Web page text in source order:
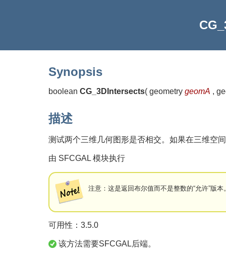
Synopsis
boolean CG_3DIntersects( geometry geomA ,
描述
测试两个三维几何图形是否相交。如果在三维空
由 SFCGAL 模块执行
注意：这是返回布尔值而不是整数的“允许”版本
可用性：3.5.0
该方法需要SFCGAL后端。